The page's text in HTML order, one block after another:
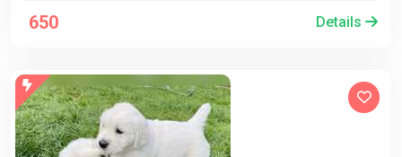
650 Details